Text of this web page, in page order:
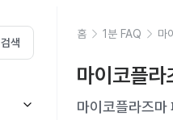
검색
홈 1분 FAQ 마
마이코플라
마이코플라즈마